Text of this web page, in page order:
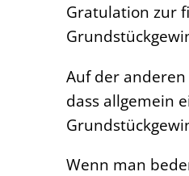
Gratulation zur
Auf der
dass allgemein
Wenn man